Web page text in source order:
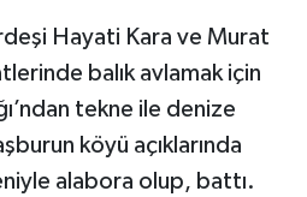
Hayati Kara ve Murat
balık avlamak için
tekne ile denize
köyü açıklarında
alabora olup, battı.